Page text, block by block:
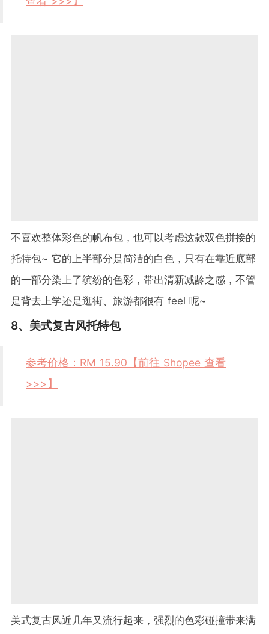
不喜欢整体彩色的帆布包，也可以考虑这款双色拼接的
托特包~ 它的上半部分是简洁的白色，只有在靠近底部
的一部分染上了缤纷的色彩，带出清新减龄之感，不管
是背去上学还是逛街、旅游都很有 feel 呢~
8、美式复古风托特包
参考价格：RM 15.90【前往 Shopee 查看
>>>】
美式复古风近几年又流行起来，强烈的色彩碰撞带来满